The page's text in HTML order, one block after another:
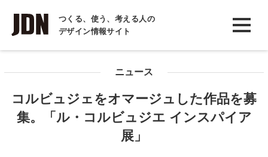
つくる、使う、考える人の
デザイン情報サイト
INTERVIEW
インタビュー
COLUMN
ニュース
コルビュジェをオマージュした作品を募
集。「ル・コルビュジエ インスパイア
展」